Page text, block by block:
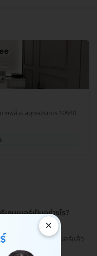
างพลี จ. สมุทรปราการ 10540
เทนเนอร์เป็นอย่างไร?
หลังจากได้รับรีเทนเนอร์แล้ว
นได้ทันที.
×